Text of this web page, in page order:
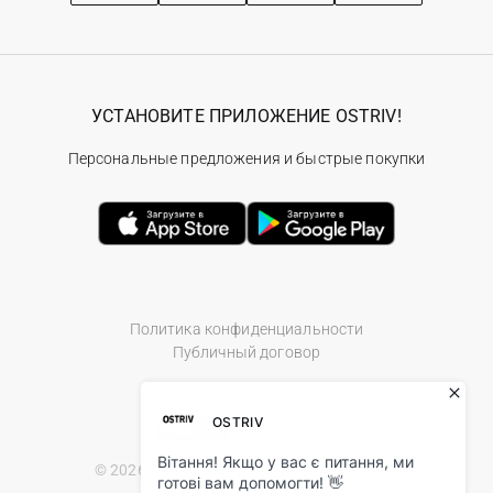
Политика конфиденциальности
Публичный договор
© 2026 Ostriv.ua Store. All Rights Reserved.
УСТАНОВИТЕ ПРИЛОЖЕНИЕ OSTRIV!
Персональные предложения и быстрые покупки